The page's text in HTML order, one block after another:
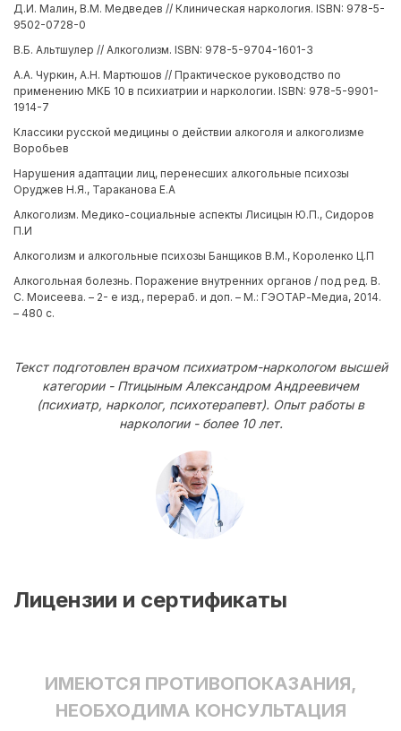
Д.И. Малин, В.М. Медведев // Клиническая наркология. ISBN: 978-5-
9502-0728-0
В.Б. Альтшулер // Алкоголизм. ISBN: 978-5-9704-1601-3
А.А. Чуркин, А.Н. Мартюшов // Практическое руководство по
применению МКБ 10 в психиатрии и наркологии. ISBN: 978-5-9901-
1914-7
Классики русской медицины о действии алкоголя и алкоголизме
Воробьев
Нарушения адаптации лиц, перенесших алкогольные психозы
Оруджев Н.Я., Тараканова Е.А
Алкоголизм. Медико-социальные аспекты Лисицын Ю.П., Сидоров
П.И
Алкоголизм и алкогольные психозы Банщиков В.М., Короленко Ц.П
Алкогольная болезнь. Поражение внутренних органов / под ред. В.
С. Моисеева. – 2- е изд., перераб. и доп. – М.: ГЭОТАР-Медиа, 2014.
– 480 с.
Текст подготовлен врачом психиатром-наркологом высшей
категории - Птицыным Александром Андреевичем
(психиатр, нарколог, психотерапевт). Опыт работы в
наркологии - более 10 лет.
Лицензии и сертификаты
ИМЕЮТСЯ ПРОТИВОПОКАЗАНИЯ,
НЕОБХОДИМА КОНСУЛЬТАЦИЯ